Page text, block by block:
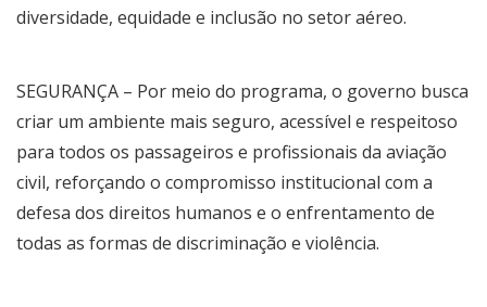
diversidade, equidade e inclusão no setor aéreo.
SEGURANÇA – Por meio do programa, o governo busca
criar um ambiente mais seguro, acessível e respeitoso
para todos os passageiros e profissionais da aviação
civil, reforçando o compromisso institucional com a
defesa dos direitos humanos e o enfrentamento de
todas as formas de discriminação e violência.